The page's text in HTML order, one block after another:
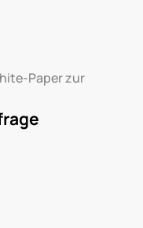
Paper zur